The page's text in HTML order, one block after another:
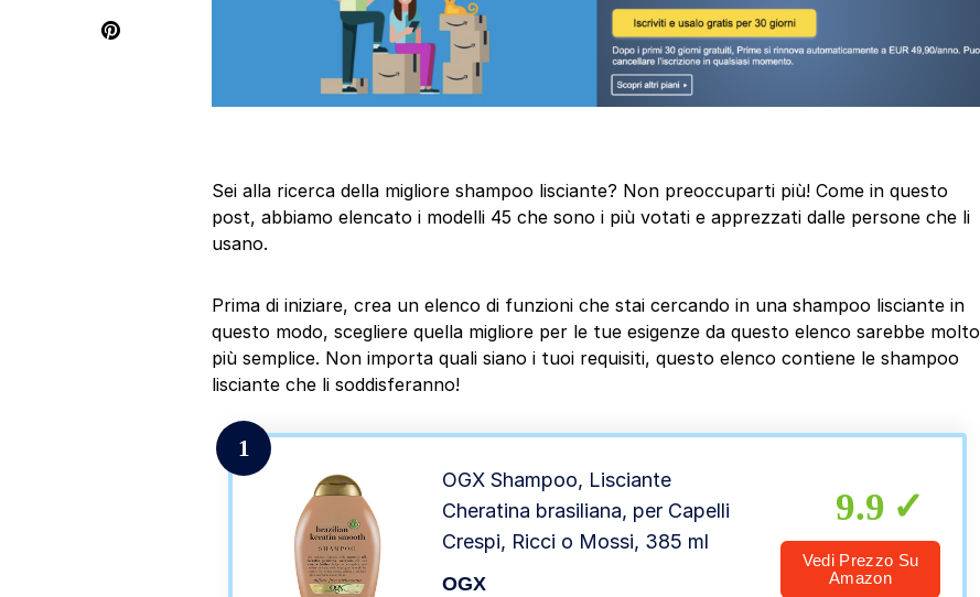
Sei alla ricerca della migliore shampoo lisciante? Non preoccuparti più! Come in questo
post, abbiamo elencato i modelli 45 che sono i più votati e apprezzati dalle persone che li
usano.
Prima di iniziare, crea un elenco di funzioni che stai cercando in una shampoo lisciante in
questo modo, scegliere quella migliore per le tue esigenze da questo elenco sarebbe molto
più semplice. Non importa quali siano i tuoi requisiti, questo elenco contiene le shampoo
lisciante che li soddisferanno!
1
OGX Shampoo, Lisciante
Cheratina brasiliana, per Capelli
Crespi, Ricci o Mossi, 385 ml
OGX
9.9
Vedi Prezzo Su
Amazon